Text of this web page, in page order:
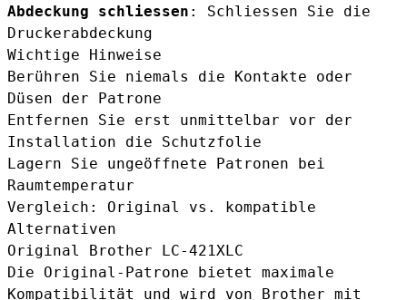
Abdeckung schliessen : Schliessen Sie die
Druckerabdeckung
Wichtige Hinweise
Berühren Sie niemals die Kontakte oder
Düsen der Patrone
Entfernen Sie erst unmittelbar vor der
Installation die Schutzfolie
Lagern Sie ungeöffnete Patronen bei
Raumtemperatur
Vergleich: Original vs. kompatible
Alternativen
Original Brother LC-421XLC
Die Original-Patrone bietet maximale
Kompatibilität und wird von Brother mit